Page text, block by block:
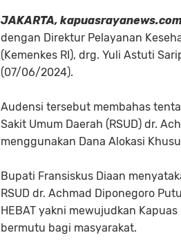
JAKARTA, kapuasrayanews.com
dengan Direktur Pelayanan
(Kemenkes RI), drg. Yuli Astuti
(07/06/2024).
Audensi tersebut membahas
Sakit Umum Daerah (RSUD) dr.
menggunakan Dana Alokasi
Bupati Fransiskus Diaan
RSUD dr. Achmad Diponegoro
HEBAT yakni mewujudkan
bermutu bagi masyarakat.